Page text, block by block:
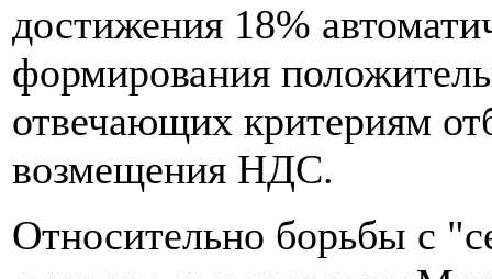
достижения 18%
формирования
отвечающих критериям
возмещения НДС.
Относительно борьбы с